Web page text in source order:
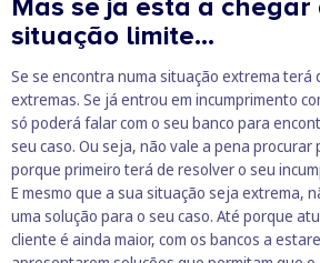
Mas se já está a chegar
situação limite…
Se se encontra numa situação extrema terá
extremas. Se já entrou em incumprimento
só poderá falar com o seu banco para
seu caso. Ou seja, não vale a pena
porque primeiro terá de resolver o seu
E mesmo que a sua situação seja extrema,
uma solução para o seu caso. Até porque
cliente é ainda maior, com os bancos a